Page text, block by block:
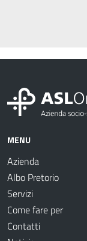
MENU
Azienda
Albo Pretorio
Servizi
Come fare per
Contatti